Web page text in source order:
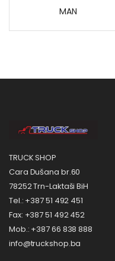
MAN
TRUCK SHOP
Cara Dušana br.60
78252 Trn-Laktaši BiH
Tel.: +387 51 492 451
Fax: +387 51 492 452
Mob.: +387 66 838 888
info@truckshop.ba